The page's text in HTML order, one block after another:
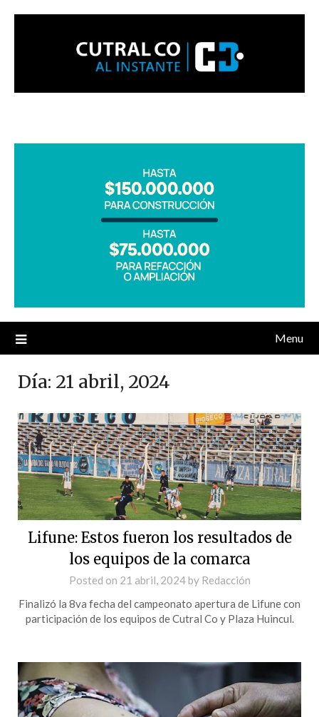
Menu
Día: 21 abril, 2024
Lifune: Estos fueron los resultados de
los equipos de la comarca
Posted on 21 abril, 2024by Redacción
Finalizó la 8va fecha del campeonato apertura de Lifune con
participación de los equipos de Cutral Co y Plaza Huincul.